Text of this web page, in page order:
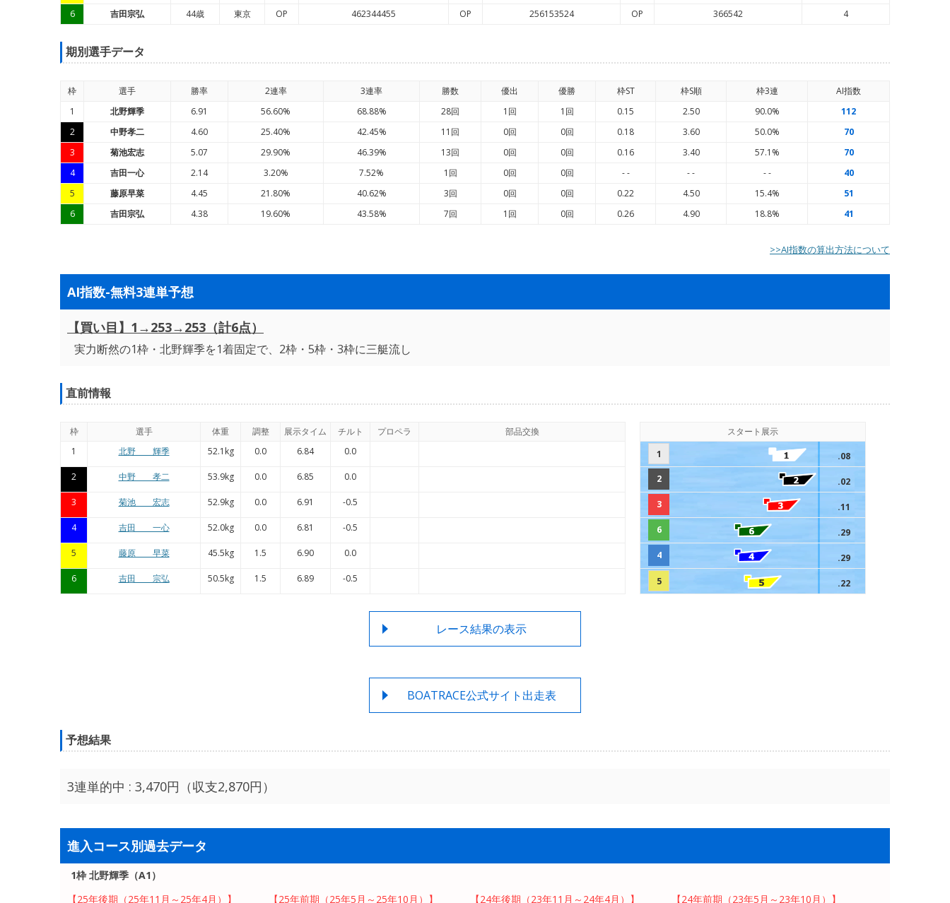
6
吉田宗弘 44歳 東京 OP 462344455 OP 256153524 OP 366542 4
期別選手データ
枠 選手 勝率 2連率 3連率 勝数 優出 優勝 枠ST 枠S順 枠3連 AI指数
1
北野輝季 6.91 56.60% 68.88% 28回 1回 1回 0.15 2.50 90.0%
112
2
中野孝二 4.60 25.40% 42.45% 11回 0回 0回 0.18 3.60 50.0%
70
3
菊池宏志 5.07 29.90% 46.39% 13回 0回 0回 0.16 3.40 57.1%
70
4
吉田一心 2.14 3.20% 7.52% 1回 0回 0回 - - - - - -
40
5
藤原早菜 4.45 21.80% 40.62% 3回 0回 0回 0.22 4.50 15.4%
51
6
吉田宗弘 4.38 19.60% 43.58% 7回 1回 0回 0.26 4.90 18.8% 41
>>AI指数の算出方法について
AI指数-無料3連単予想
【買い目】1→253→253（計6点）
実力断然の1枠・北野輝季を1着固定で、2枠・5枠・3枠に三艇流し
直前情報
枠 選手 体重 調整 展示タイム チルト プロペラ
部品交換
1
北野 輝季 52.1kg 0.0 6.84 0.0
2 中野 孝二 53.9kg 0.0 6.85 0.0
3 菊池 宏志 52.9kg 0.0 6.91 -0.5
4 吉田 一心 52.0kg 0.0 6.81 -0.5
5 藤原 早菜 45.5kg 1.5 6.90 0.0
6 吉田 宗弘 50.5kg 1.5 6.89 -0.5
スタート展示
1
.08
2
.02
3
.11
6
.29
4
.29
5
.22
レース結果の表示
BOATRACE公式サイト出走表
予想結果
3連単的中 : 3,470円（収支2,870円）
進入コース別過去データ
1枠 北野輝季（A1）
【25年後期（25年11月～25年4月）】
【25年前期（25年5月～25年10月）】
【24年後期（23年11月～24年4月）】
【24年前期（23年5月～23年10月）】